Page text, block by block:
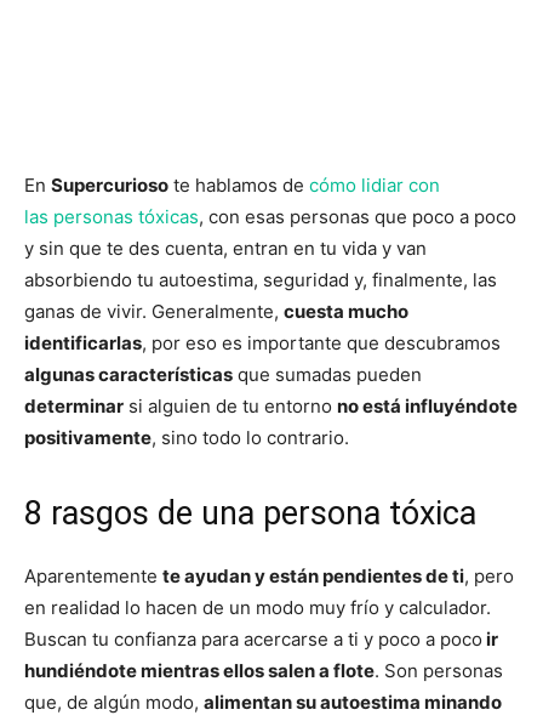
En Supercurioso te hablamos de cómo lidiar con
las personas tóxicas, con esas personas que poco a poco
y sin que te des cuenta, entran en tu vida y van
absorbiendo tu autoestima, seguridad y, finalmente, las
ganas de vivir. Generalmente, cuesta mucho
identificarlas, por eso es importante que descubramos
algunas características que sumadas pueden
determinar si alguien de tu entorno no está influyéndote
positivamente, sino todo lo contrario.
8 rasgos de una persona tóxica
Aparentemente te ayudan y están pendientes de ti, pero
en realidad lo hacen de un modo muy frío y calculador.
Buscan tu confianza para acercarse a ti y poco a poco ir
hundiéndote mientras ellos salen a flote. Son personas
que, de algún modo, alimentan su autoestima minando